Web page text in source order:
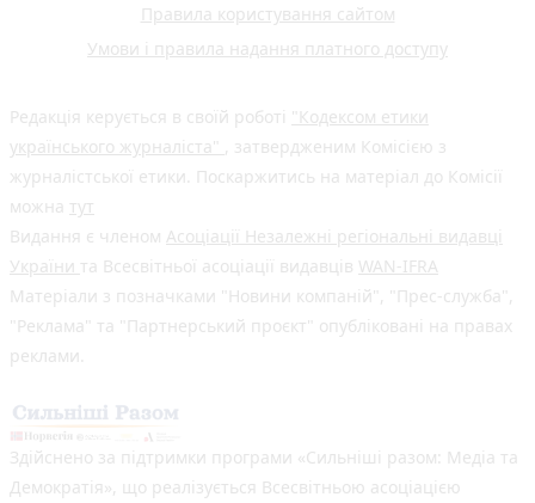
Правила користування сайтом
Умови і правила надання платного доступу
Редакція керується в своїй роботі "Кодексом етики
українського журналіста" , затвердженим Комісією з
журналістської етики. Поскаржитись на матеріал до Комісії
можна тут
Видання є членом Асоціації Незалежні регіональні видавці
України та Всесвітньої асоціації видавців WAN-IFRA
Матеріали з позначками "Новини компаній", "Прес-служба",
"Реклама" та "Партнерський проєкт" опубліковані на правах
реклами.
Здійснено за підтримки програми «Сильніші разом: Медіа та
Демократія», що реалізується Всесвітньою асоціацією